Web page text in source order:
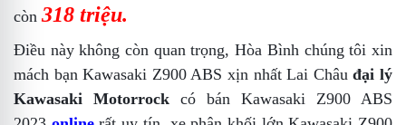
còn 318 triệu.
Điều này không còn quan trọng, Hòa Bìnhchúng tôi xin
mách bạnKawasaki Z900 ABS xịn nhất Lai Châuđại lý
Kawasaki Motorrock có bán Kawasaki Z900 ABS